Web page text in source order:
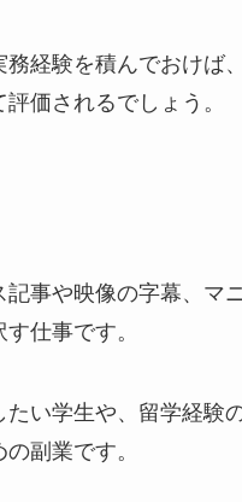
務経験を積んでおけば
価されるでしょう。
記事や映像の字幕、マ
仕事です。
たい学生や、留学経験
副業です。